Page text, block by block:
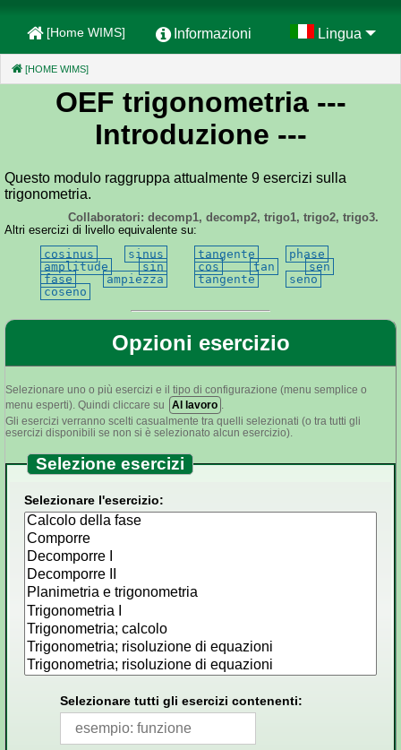
[Home WIMS] Informazioni Lingua
[HOME WIMS]
OEF trigonometria ---
Introduzione ---
Questo modulo raggruppa attualmente 9 esercizi sulla
trigonometria.
Collaboratori: decomp1, decomp2, trigo1, trigo2, trigo3.
Altri esercizi di livello equivalente su:
cosinus
sinus tangente
phase
amplitude
sin cos tan
sen
fase
ampiezza tangente
seno
coseno
Opzioni esercizio
Selezionare uno o più esercizi e il tipo di configurazione (menu semplice o
menu esperti). Quindi cliccare su
Al lavoro
Gli esercizi verranno scelti casualmente tra quelli selezionati (o tra tutti gli
esercizi disponibili se non si è selezionato alcun esercizio).
Selezione esercizi
Selezionare l'esercizio:
Selezionare tutti gli esercizi contenenti: